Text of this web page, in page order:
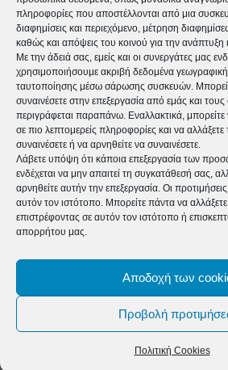
πληροφορίες που αποστέλλονται από μια
διαφημίσεις και περιεχόμενο, μέτρηση
καθώς και απόψεις του κοινού για την ανάπτυξη
Με την άδειά σας, εμείς και οι συνεργάτες μας
χρησιμοποιήσουμε ακριβή δεδομένα
ταυτοποίησης μέσω σάρωσης συσκευών.
συναινέσετε στην επεξεργασία από εμάς και
περιγράφεται παραπάνω. Εναλλακτικά,
σε πιο λεπτομερείς πληροφορίες και να αλλάξετε
συναινέσετε ή να αρνηθείτε να συναινέσετε.
Λάβετε υπόψη ότι κάποια επεξεργασία των
ενδέχεται να μην απαιτεί τη συγκατάθεσή σας,
αρνηθείτε αυτήν την επεξεργασία. Οι
αυτόν τον ιστότοπο. Μπορείτε πάντα να αλλάξετε
επιστρέφοντας σε αυτόν τον ιστότοπο ή
απορρήτου μας.
Αποδοχή των
Προβολή
Πολιτική Cookies
Μπορείτε να δείτε το πρόγραμμα
συμμετοχή στον παρακάτω
https://events.confio.gr/ees/02-03-
Τετάρτη, 2 Μαρτίου 2022,
σας αποσταλούν οι σχετικές
συμμετοχή σας, η οποία θα είναι
Ο Ελληνικός Ερυθρός Σταυρός
δημιούργησε το Μουσικό